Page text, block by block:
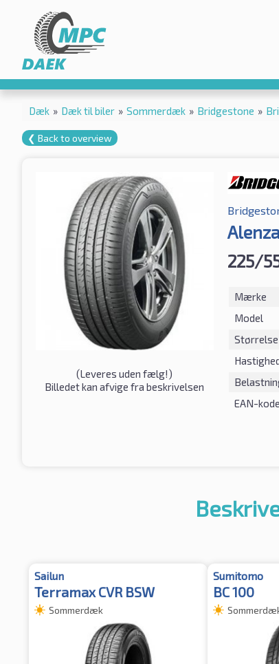
Dæk » Dæk til biler » Sommerdæk » Bridgestone »
❮ Back to overview
(Leveres uden fælg!)
Billedet kan afvige fra beskrivelsen
225/
Mærke
Model
Størrelse
EAN-kode
Sailun
Terramax CVR BSW
Sommerdæk
Sumitomo
BC 100